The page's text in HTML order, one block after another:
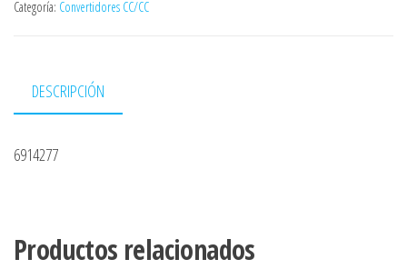
Categoría: Convertidores CC/CC
DESCRIPCIÓN
6914277
Productos relacionados